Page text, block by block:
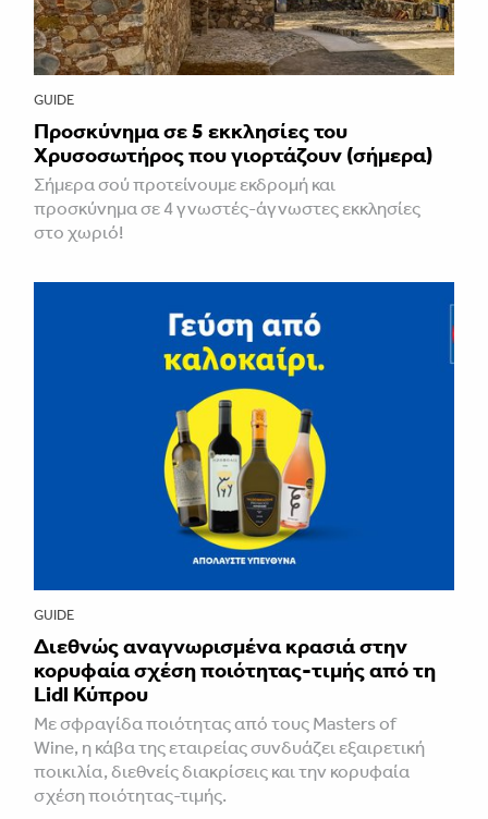
GUIDE
Προσκύνημα σε 5 εκκλησίες του
Χρυσοσωτήρος που γιορτάζουν (σήμερα)
Σήμερα σού προτείνουμε εκδρομή και
προσκύνημα σε 4 γνωστές-άγνωστες εκκλησίες
στο χωριό!
GUIDE
Διεθνώς αναγνωρισμένα κρασιά στην
κορυφαία σχέση ποιότητας-τιμής από τη
Lidl Κύπρου
Με σφραγίδα ποιότητας από τους Masters of
Wine, η κάβα της εταιρείας συνδυάζει εξαιρετική
ποικιλία, διεθνείς διακρίσεις και την κορυφαία
σχέση ποιότητας-τιμής.